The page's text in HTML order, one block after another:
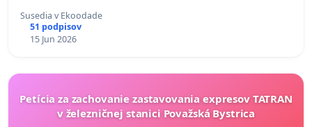
Susedia v Ekoodade
51 podpisov
15 Jun 2026
Petícia za zachovanie zastavovania expresov TATRAN
v železničnej stanici Považská Bystrica